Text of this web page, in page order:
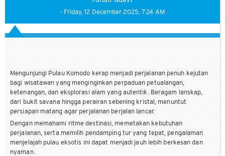
- Friday, 12 December 2025, 7:24 AM
Mengunjungi Pulau Komodo kerap menjadi perjalanan penuh kejutan
bagi wisatawan yang menginginkan perpaduan petualangan,
ketenangan, dan eksplorasi alam yang autentik. Beragam lanskap,
dari bukit savana hingga perairan sebening kristal, menuntut
persiapan matang agar perjalanan berjalan lancar.
Dengan memahami ritme destinasi, memetakan kebutuhan
perjalanan, serta memilih pendamping tur yang tepat, pengalaman
menjelajah pulau eksotis ini dapat menjadi jauh lebih berkesan dan
nyaman.